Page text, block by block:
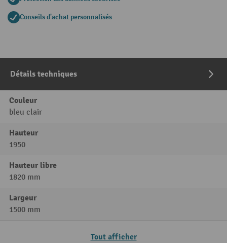
Conseils d'achat personnalisés
Détails techniques
Couleur
bleu clair
Hauteur
1950
Hauteur libre
1820 mm
Largeur
1500 mm
Tout afficher